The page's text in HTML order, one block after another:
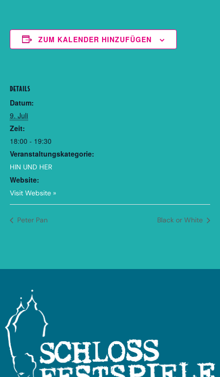
ZUM KALENDER HINZUFÜGEN
DETAILS
Datum:
9. Juli
Zeit:
18:00 - 19:30
Veranstaltungskategorie:
HIN UND HER
Website:
Visit Website »
Peter Pan Black or White